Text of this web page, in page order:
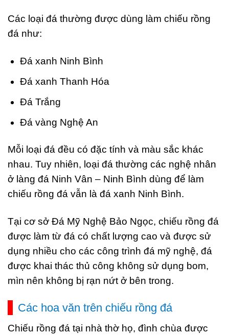
Các loại đá thường được dùng làm chiếu rồng
đá như:
Đá xanh Ninh Bình
Đá xanh Thanh Hóa
Đá Trắng
Đá vàng Nghệ An
Mỗi loại đá đều có đặc tính và màu sắc khác
nhau. Tuy nhiên, loại đá thường các nghệ nhân
ở làng đá Ninh Vân – Ninh Bình dùng để làm
chiếu rồng đá vẫn là đá xanh Ninh Bình.
Tại cơ sở Đá Mỹ Nghệ Bảo Ngọc, chiếu rồng đá
được làm từ đá có chất lượng cao và được sử
dụng nhiều cho các công trình đá mỹ nghệ, đá
được khai thác thủ công không sử dụng bom,
mìn nên không bị rạn nứt ở bên trong.
Các hoa văn trên chiếu rồng đá
Chiếu rồng đá tại nhà thờ họ, đình chùa được